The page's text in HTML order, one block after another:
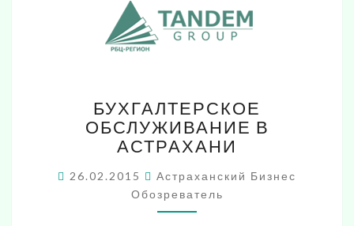
ОБСЛУЖИВАНИЕ
В
АСТРАХАНИ
БУХГАЛТЕРСКОЕ
ОБСЛУЖИВАНИЕ В
АСТРАХАНИ
26.02.2015
Астраханский Бизнес
Обозреватель